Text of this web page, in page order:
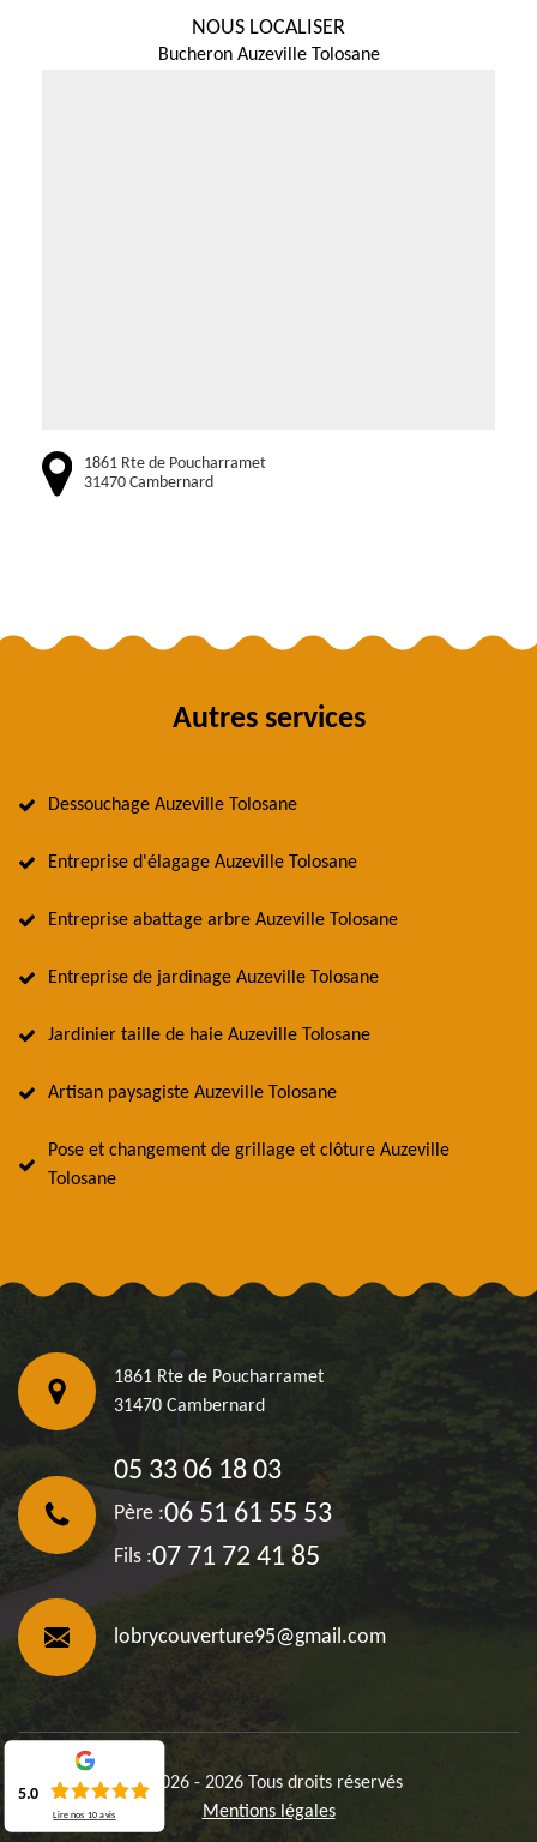
NOUS LOCALISER
Bucheron Auzeville Tolosane
1861 Rte de Poucharramet
31470 Cambernard
Autres services
Dessouchage Auzeville Tolosane
Entreprise d'élagage Auzeville Tolosane
Entreprise abattage arbre Auzeville Tolosane
Entreprise de jardinage Auzeville Tolosane
Jardinier taille de haie Auzeville Tolosane
Artisan paysagiste Auzeville Tolosane
Pose et changement de grillage et clôture Auzeville
Tolosane
1861 Rte de Poucharramet
31470 Cambernard
05 33 06 18 03
Père :06 51 61 55 53
Fils :07 71 72 41 85
lobrycouverture95@gmail.com
©2026 - 2026 Tous droits réservés
Mentions légales
5.0
Lire nos10 avis